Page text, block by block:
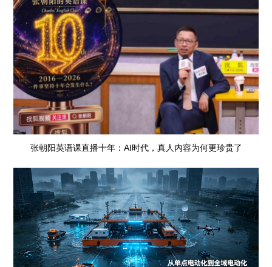
张朝阳英语课直播十年：AI时代，真人内容为何更珍贵了